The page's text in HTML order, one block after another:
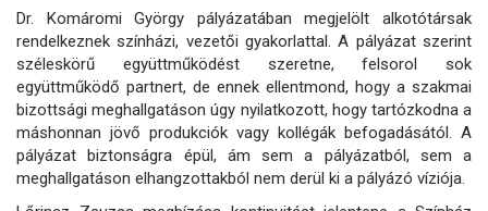
Dr. Komáromi György pályázatában megjelölt alkotótársak
rendelkeznek színházi, vezetői gyakorlattal. A pályázat szerint
széleskörű együttműködést szeretne, felsorol sok
együttműködő partnert, de ennek ellentmond, hogy a szakmai
bizottsági meghallgatáson úgy nyilatkozott, hogy tartózkodna a
máshonnan jövő produkciók vagy kollégák befogadásától. A
pályázat biztonságra épül, ám sem a pályázatból, sem a
meghallgatáson elhangzottakból nem derül ki a pályázó víziója.